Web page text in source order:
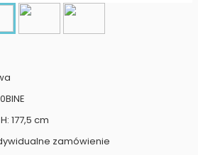
177,5 cm
zamówienie